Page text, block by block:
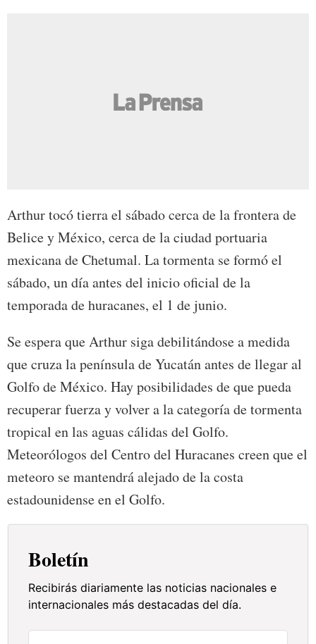
Arthur tocó tierra el sábado cerca de la frontera de
Belice y México, cerca de la ciudad portuaria
mexicana de Chetumal. La tormenta se formó el
sábado, un día antes del inicio oficial de la
temporada de huracanes, el 1 de junio.
Se espera que Arthur siga debilitándose a medida
que cruza la península de Yucatán antes de llegar al
Golfo de México. Hay posibilidades de que pueda
recuperar fuerza y volver a la categoría de tormenta
tropical en las aguas cálidas del Golfo.
Meteorólogos del Centro del Huracanes creen que el
meteoro se mantendrá alejado de la costa
estadounidense en el Golfo.
Boletín
Recibirás diariamente las noticias nacionales e
internacionales más destacadas del día.